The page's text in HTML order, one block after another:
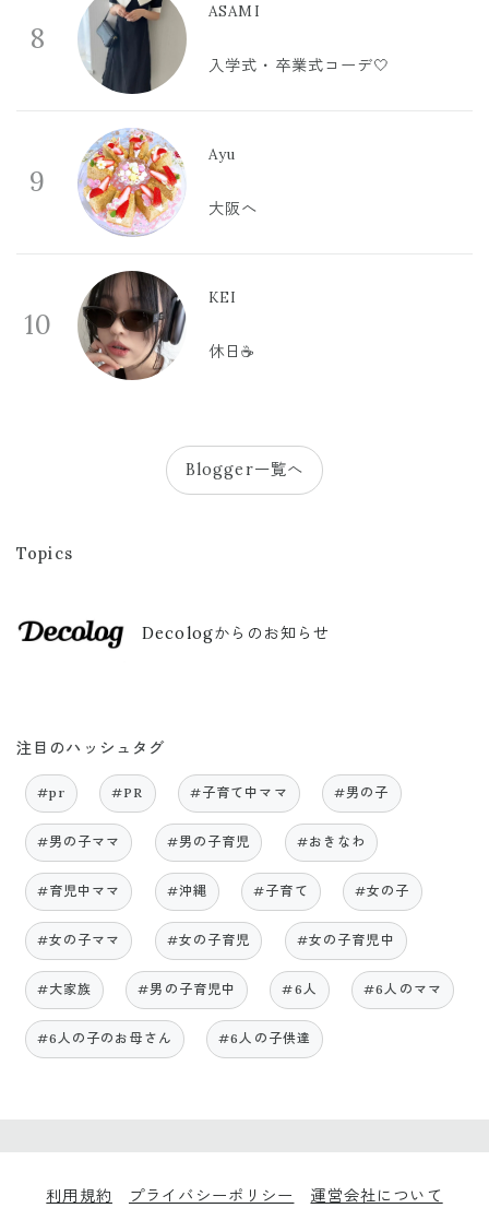
8
ASAMI
入学式・卒業式コーデ🤍
9
Ayu
大阪へ
10
KEI
休日☕️
Blogger一覧へ
Topics
Decologからのお知らせ
注目のハッシュタグ
#pr #PR #子育て中ママ #男の子
#男の子ママ #男の子育児 #おきなわ
#育児中ママ #沖縄 #子育て #女の子
#女の子ママ #女の子育児 #女の子育児中
#大家族 #男の子育児中 #6人 #6人のママ
#6人の子のお母さん #6人の子供達
利用規約 プライバシーポリシー 運営会社について